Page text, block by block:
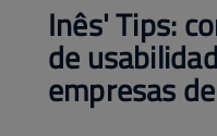
Inês' Tips:
de
empresas